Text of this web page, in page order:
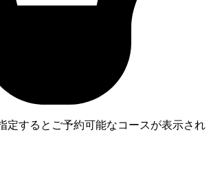
定するとご予約可能なコースが表示され